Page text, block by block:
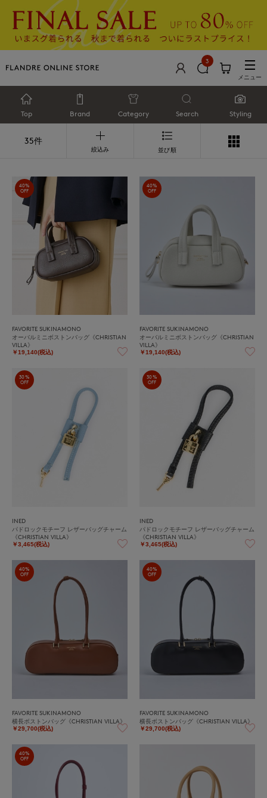
3
メニュー
Top Brand Category Search Styling
35件
絞込み 並び順
40%
OFF
FAVORITE SUKINAMONO
オーバルミニボストンバッグ《CHRISTIAN
VILLA》
￥19,140(税込)
40%
OFF
FAVORITE SUKINAMONO
オーバルミニボストンバッグ《CHRISTIAN
VILLA》
￥19,140(税込)
30%
OFF
INED
パドロックモチーフ レザーバッグチャーム
《CHRISTIAN VILLA》
￥3,465(税込)
30%
OFF
INED
パドロックモチーフ レザーバッグチャーム
《CHRISTIAN VILLA》
￥3,465(税込)
40%
OFF
FAVORITE SUKINAMONO
横長ボストンバッグ《CHRISTIAN VILLA》
￥29,700(税込)
40%
OFF
FAVORITE SUKINAMONO
横長ボストンバッグ《CHRISTIAN VILLA》
￥29,700(税込)
40%
OFF